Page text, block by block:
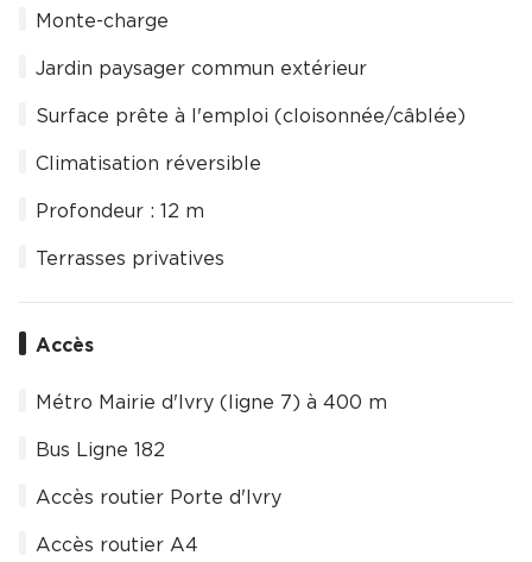
Monte-charge
Jardin paysager commun extérieur
Surface prête à l'emploi (cloisonnée/câblée)
Climatisation réversible
Profondeur : 12 m
Terrasses privatives
Accès
Métro Mairie d'Ivry (ligne 7) à 400 m
Bus Ligne 182
Accès routier Porte d'Ivry
Accès routier A4